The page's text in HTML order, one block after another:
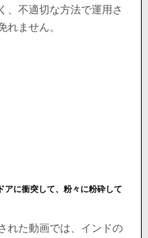
、不適切な方法で運用さ
れません。
アに衝突して、粉々に粉砕して
れた動画では、インドの